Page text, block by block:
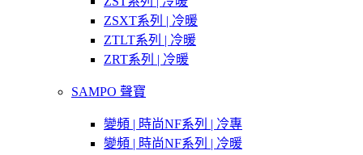
ZSXT系列 | 冷暖
ZTLT系列 | 冷暖
ZRT系列 | 冷暖
SAMPO 聲寶
變頻 | 時尚NF系列 | 冷專
變頻 | 時尚NF系列 | 冷暖